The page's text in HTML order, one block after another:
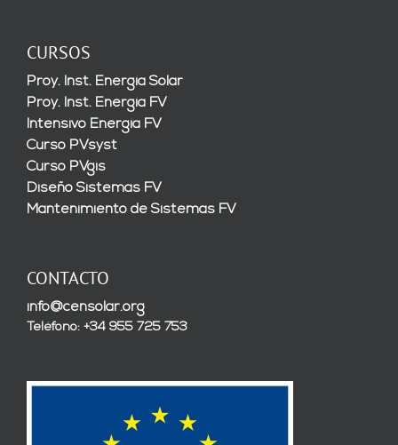
CURSOS
Proy. Inst. Energía Solar
Proy. Inst. Energía FV
Intensivo Energía FV
Curso PVsyst
Curso PVgis
Diseño Sistemas FV
Mantenimiento de Sistemas FV
CONTACTO
info@censolar.org
Teléfono: +34 955 725 753